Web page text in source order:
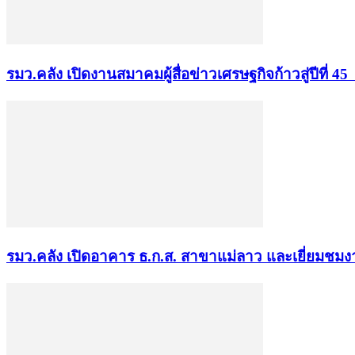
รมว.คลัง เปิดงานสมาคมผู้สื่อข่าวเศรษฐกิจก้าวสู่ปีที่ 45
รมว.คลัง เปิดอาคาร ธ.ก.ส. สาขาแม่ลาว และเยี่ยมชม